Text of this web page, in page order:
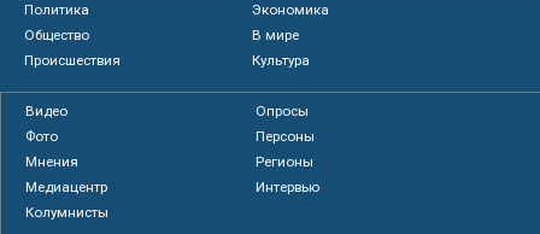
Политика
Экономика
Общество
В мире
Происшествия
Культура
Видео
Опросы
Фото
Персоны
Мнения
Регионы
Медиацентр
Интервью
Колумнисты